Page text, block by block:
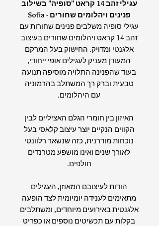
עגילי זהב 14 קראט "סופיה" בשילוב
פנינים ויהלומים שחורים - Sofia
עגילי סופיה משלבים פנינים שחורות עם
זהב 14 קראט ויהלומים שחורים בעיצוב
אלגנטי ומדויק. החישוק בעל המרקם
המעודן מעניק לעגילים אופי ייחודי,
בעוד שהפנינה התלויה מוסיפה תנועה
טבעית וברק רך המשתלב בהרמוניה
עם היהלומים.
האיזון בין חומרי הגלם האציליים לבין
הקווים הנקיים יוצר עיצוב קלאסי בעל
נוכחות מודרנית, כזה שנשאר רלוונטי
לאורך שנים ואינו מושפע מטרנדים
חולפים.
הודות לעיצובם המאוזן, העגילים
מתאימים לענידה יומיומית לצד הופעה
אלגנטית באירועים מיוחדים, ומשתלבים
בקלות עם תכשיטים נוספים או כפריט